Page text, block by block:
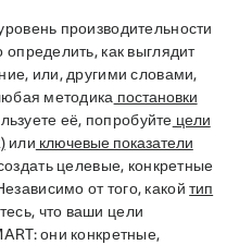
производительности
как выглядит
или, другими словами,
методика постановки
её, попробуйте цели
или ключевые показатели
целевые, конкретные
от того, какойтип
что ваши цели
они конкретные,